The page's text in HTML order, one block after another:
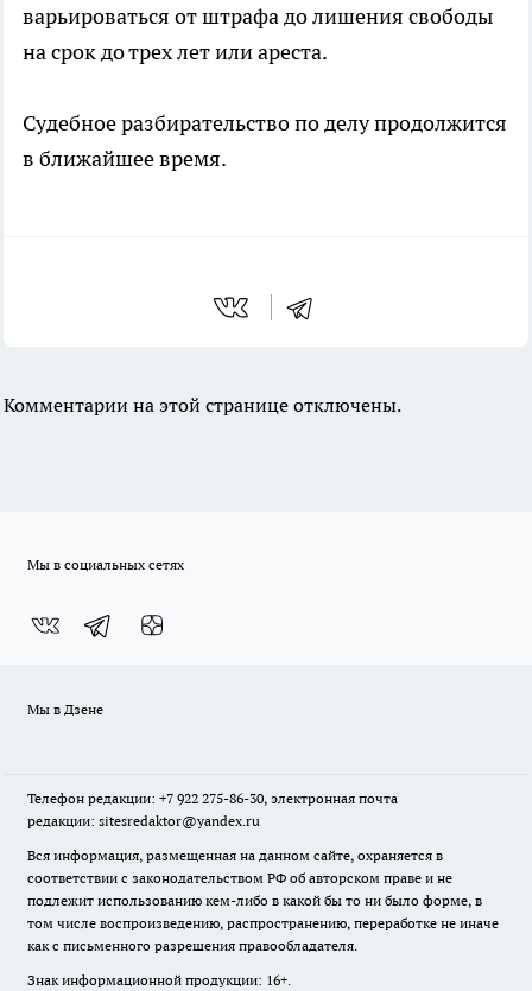
варьироваться от штрафа до лишения свободы
на срок до трех лет или ареста.
Судебное разбирательство по делу продолжится
в ближайшее время.
Комментарии на этой странице отключены.
Мы в социальных сетях
Мы в Дзене
Телефон редакции: +7 922 275-86-30, электронная почта
редакции: sitesredaktor@yandex.ru
Вся информация, размещенная на данном сайте, охраняется в
соответствии с законодательством РФ об авторском праве и не
подлежит использованию кем-либо в какой бы то ни было форме, в
том числе воспроизведению, распространению, переработке не иначе
как с письменного разрешения правообладателя.
Знак информационной продукции: 16+.